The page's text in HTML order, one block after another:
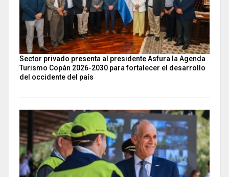
Sector privado presenta al presidente Asfura la Agenda
Turismo Copán 2026-2030 para fortalecer el desarrollo
del occidente del país